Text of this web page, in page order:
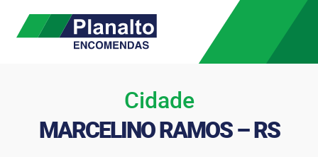
Cidade
MARCELINO RAMOS – RS